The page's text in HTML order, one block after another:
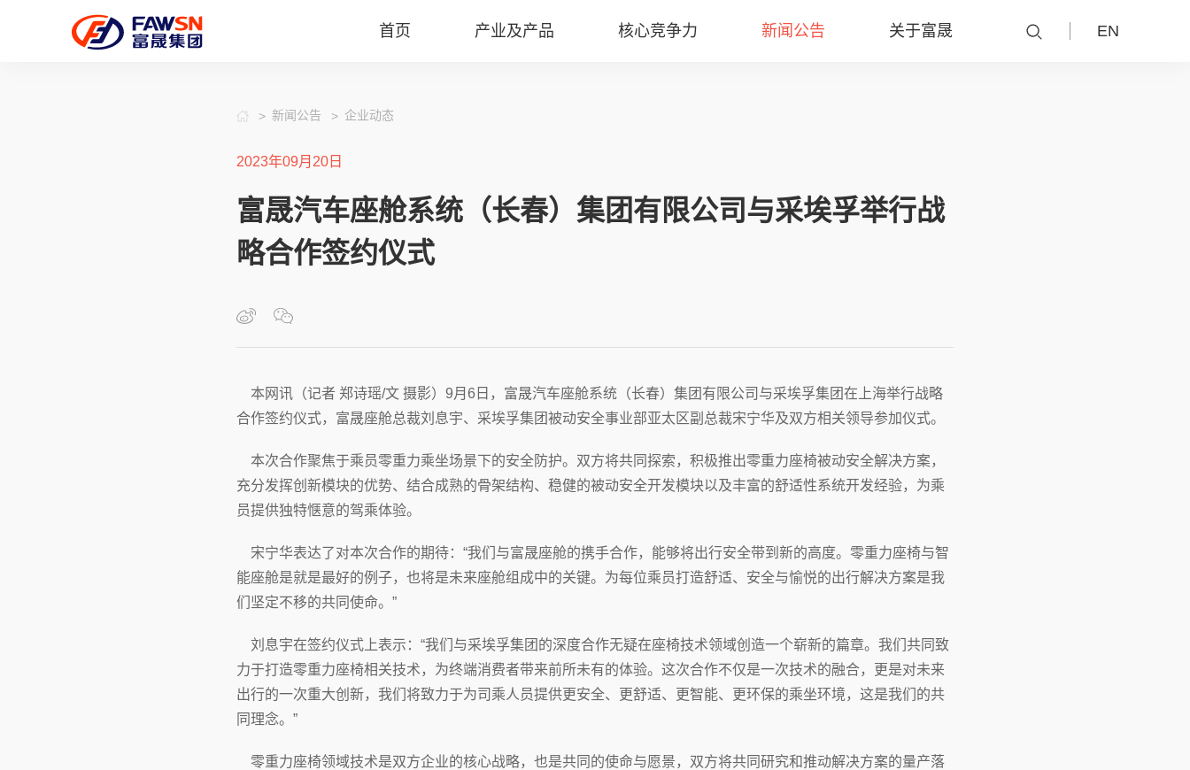
首页 产业及产品 核心竞争力 新闻公告 关于富晟 EN
新闻公告 企业动态
2023年09月20日
富晟汽车座舱系统（长春）集团有限公司与采埃孚举行战
略合作签约仪式
本网讯（记者 郑诗瑶/文 摄影）9月6日，富晟汽车座舱系统（长春）集团有限公司与采埃孚集团在上海举行战略
合作签约仪式，富晟座舱总裁刘息宇、采埃孚集团被动安全事业部亚太区副总裁宋宁华及双方相关领导参加仪式。
本次合作聚焦于乘员零重力乘坐场景下的安全防护。双方将共同探索，积极推出零重力座椅被动安全解决方案，
充分发挥创新模块的优势、结合成熟的骨架结构、稳健的被动安全开发模块以及丰富的舒适性系统开发经验，为乘
员提供独特惬意的驾乘体验。
宋宁华表达了对本次合作的期待：“我们与富晟座舱的携手合作，能够将出行安全带到新的高度。零重力座椅与智
能座舱是就是最好的例子，也将是未来座舱组成中的关键。为每位乘员打造舒适、安全与愉悦的出行解决方案是我
们坚定不移的共同使命。”
刘息宇在签约仪式上表示：“我们与采埃孚集团的深度合作无疑在座椅技术领域创造一个崭新的篇章。我们共同致
力于打造零重力座椅相关技术，为终端消费者带来前所未有的体验。这次合作不仅是一次技术的融合，更是对未来
出行的一次重大创新，我们将致力于为司乘人员提供更安全、更舒适、更智能、更环保的乘坐环境，这是我们的共
同理念。”
零重力座椅领域技术是双方企业的核心战略，也是共同的使命与愿景，双方将共同研究和推动解决方案的量产落